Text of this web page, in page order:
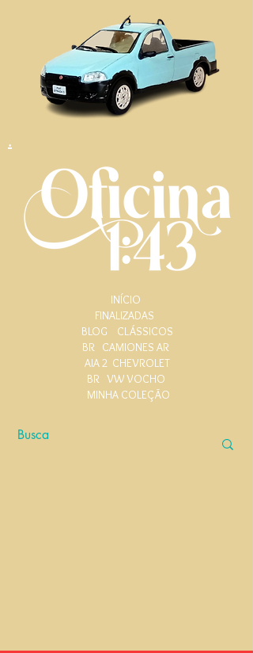
.
INÍCIO
FINALIZADAS
BLOG
CLÁSSICOS
BR CAMIONES AR
AIA 2 CHEVROLET
BR VW VOCHO
MINHA COLEÇÃO